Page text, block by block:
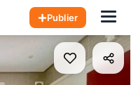
Publier